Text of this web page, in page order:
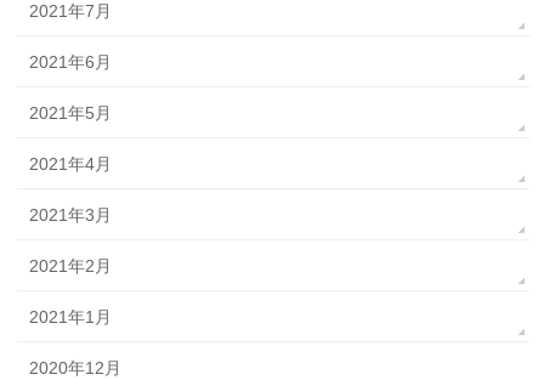
2021年7月
2021年6月
2021年5月
2021年4月
2021年3月
2021年2月
2021年1月
2020年12月